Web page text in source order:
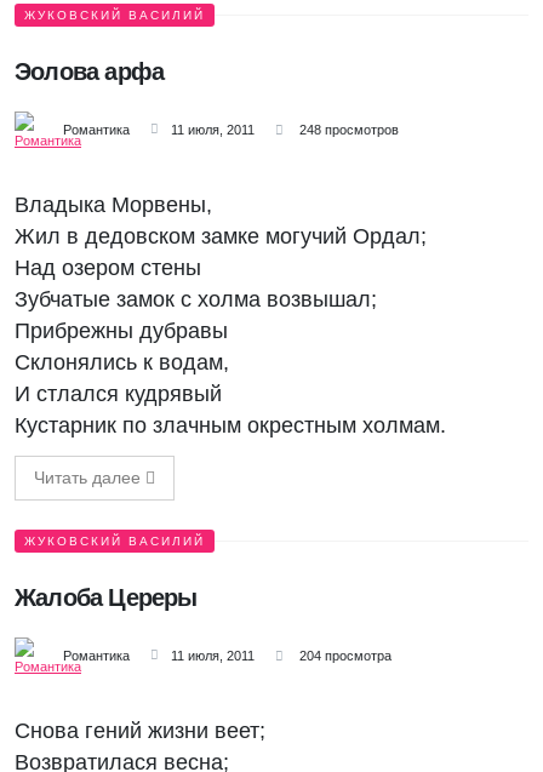
ЖУКОВСКИЙ ВАСИЛИЙ
Эолова арфа
Романтика 11 июля, 2011 248 просмотров
Владыка Морвены,
Жил в дедовском замке могучий Ордал;
Над озером стены
Зубчатые замок с холма возвышал;
Прибрежны дубравы
Склонялись к водам,
И стлался кудрявый
Кустарник по злачным окрестным холмам.
Читать далее
ЖУКОВСКИЙ ВАСИЛИЙ
Жалоба Цереры
Романтика 11 июля, 2011 204 просмотра
Снова гений жизни веет;
Возвратилася весна;